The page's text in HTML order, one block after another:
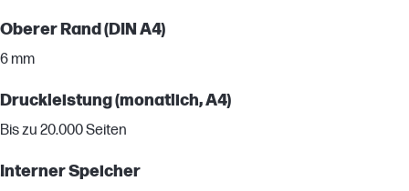
Oberer Rand (DIN A4)
6 mm
Druckleistung (monatlich, A4)
Bis zu 20.000 Seiten
Interner Speicher